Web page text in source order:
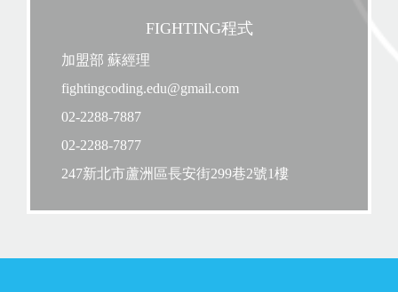
FIGHTING程式
加盟部 蘇經理
fightingcoding.edu@gmail.com
02-2288-7887
02-2288-7877
247新北市蘆洲區長安街299巷2號1樓